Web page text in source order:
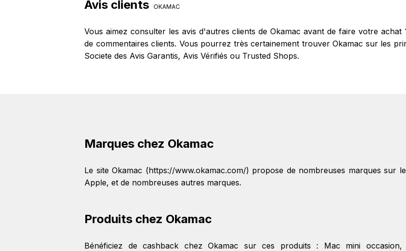
Avis clients OKAMAC
Vous aimez consulter les avis d'autres clients de Okamac avant de faire votre
de commentaires clients. Vous pourrez très certainement trouver Okamac sur les
Societe des Avis Garantis, Avis Vérifiés ou Trusted Shops.
Marques chez Okamac
Le site Okamac (https://www.okamac.com/) propose de nombreuses marques sur
Apple, et de nombreuses autres marques.
Produits chez Okamac
Bénéficiez de cashback chez Okamac sur ces produits : Mac mini occasion,